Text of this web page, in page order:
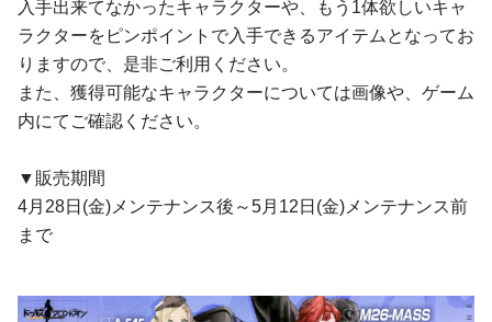
入手出来てなかったキャラクターや、もう1体欲しいキャ
ラクターをピンポイントで入手できるアイテムとなってお
りますので、是非ご利用ください。
また、獲得可能なキャラクターについては画像や、ゲーム
内にてご確認ください。
▼販売期間
4月28日(金)メンテナンス後～5月12日(金)メンテナンス前
まで